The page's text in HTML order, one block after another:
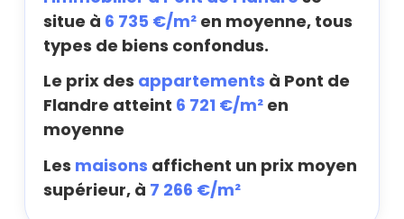
situe à 6 735 €/m² en moyenne, tous
types de biens confondus.
Le prix des appartements à Pont de
Flandre atteint 6 721 €/m² en
moyenne
Les maisons affichent un prix moyen
supérieur, à 7 266 €/m²